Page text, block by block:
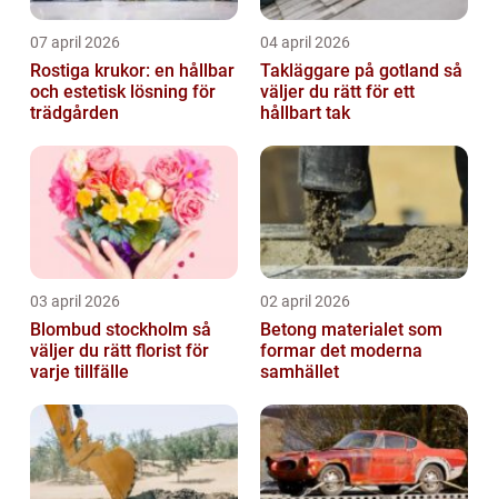
07 april 2026
Rostiga krukor: en hållbar
och estetisk lösning för
trädgården
04 april 2026
Takläggare på gotland så
väljer du rätt för ett
hållbart tak
03 april 2026
Blombud stockholm så
väljer du rätt florist för
varje tillfälle
02 april 2026
Betong materialet som
formar det moderna
samhället